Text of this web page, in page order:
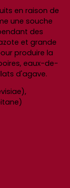
en raison de
une souche
des
et grande
produire la
eaux-de-
d'agave.